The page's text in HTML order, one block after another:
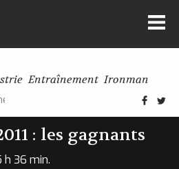
Entraînement Ironman
: les gagnants
h 36 min.